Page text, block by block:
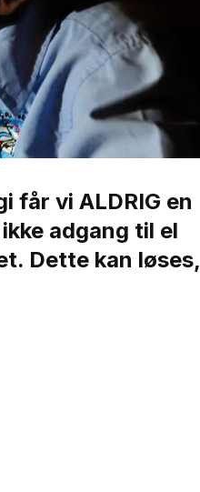
får vi ALDRIG en
adgang til el
Dette kan løses,